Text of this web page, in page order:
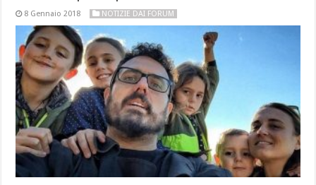
8 Gennaio 2018 NOTIZIE DAI FORUM